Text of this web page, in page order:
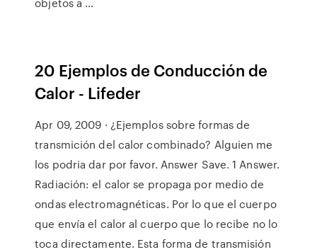
20 Ejemplos de Conducción de
Calor - Lifeder
Apr 09, 2009 · ¿Ejemplos sobre formas de
transmición del calor combinado? Alguien me
los podria dar por favor. Answer Save. 1 Answer.
Radiación: el calor se propaga por medio de
ondas electromagnéticas. Por lo que el cuerpo
que envía el calor al cuerpo que lo recibe no lo
toca directamente. Esta forma de transmisión